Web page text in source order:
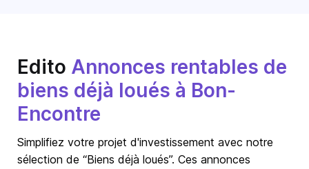
Edito Annonces rentables de
biens déjà loués à Bon-
Encontre
Simplifiez votre projet d'investissement avec notre
sélection de “Biens déjà loués”. Ces annonces